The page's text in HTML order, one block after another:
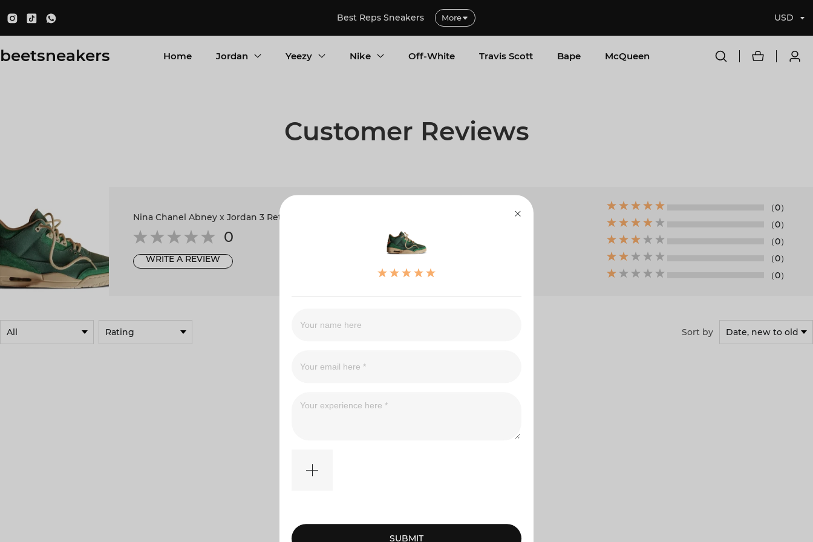
Best Reps Sneakers More USD
beetsneakers Home Jordan Yeezy Nike Off-White Travis Scott Bape McQueen
Customer Reviews
Nina Chanel Abney x Jordan 3 Retro SP Bicoastal
0
WRITE A REVIEW
（0）
（0）
（0）
（0）
（0）
Sort by
SUBMIT